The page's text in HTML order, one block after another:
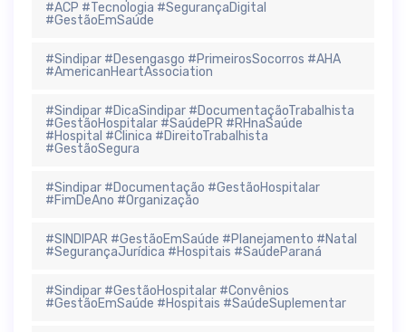
#ACP #Tecnologia #SegurançaDigital
#GestãoEmSaúde
#Sindipar #Desengasgo #PrimeirosSocorros #AHA
#AmericanHeartAssociation
#Sindipar #DicaSindipar #DocumentaçãoTrabalhista
#GestãoHospitalar #SaúdePR #RHnaSaúde
#Hospital #Clinica #DireitoTrabalhista
#GestãoSegura
#Sindipar #Documentação #GestãoHospitalar
#FimDeAno #Organização
#SINDIPAR #GestãoEmSaúde #Planejamento #Natal
#SegurançaJurídica #Hospitais #SaúdeParaná
#Sindipar #GestãoHospitalar #Convênios
#GestãoEmSaúde #Hospitais #SaúdeSuplementar